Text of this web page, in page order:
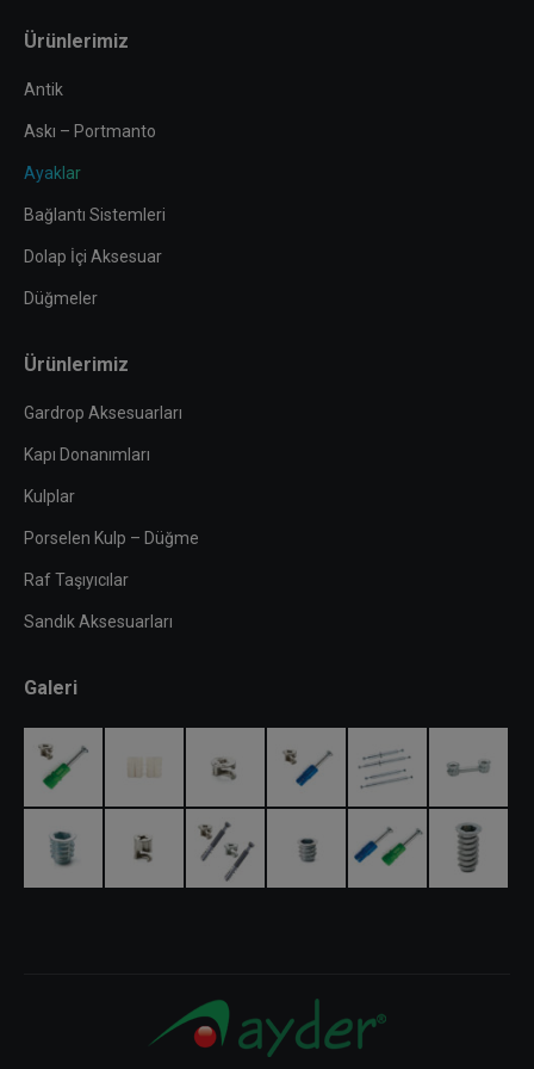
opens
in
window
opens
window
opens
windowwindow
Ürünlerimiz
Antik
Askı – Portmanto
Ayaklar
Bağlantı Sistemleri
Dolap İçi Aksesuar
Düğmeler
Ürünlerimiz
Gardrop Aksesuarları
Kapı Donanımları
Kulplar
Porselen Kulp – Düğme
Raf Taşıyıcılar
Sandık Aksesuarları
Galeri